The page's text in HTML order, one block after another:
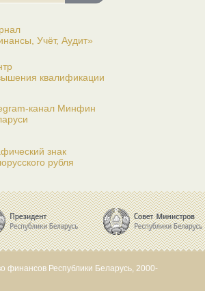
Учёт, Аудит»
квалификации
канал Минфин
знак
рубля
финансов Республики Беларусь, 2000-